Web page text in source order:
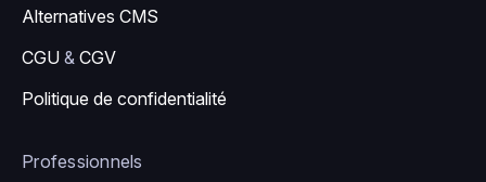
Alternatives CMS
CGU & CGV
Politique de confidentialité
Professionnels